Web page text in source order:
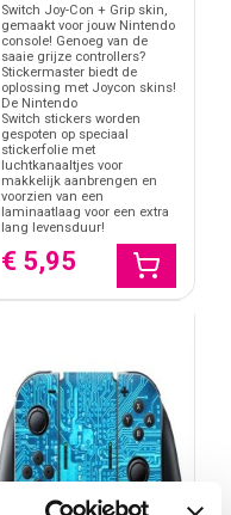
Switch Joy-Con + Grip skin,
gemaakt voor jouw Nintendo
console! Genoeg van de
saaie grijze controllers?
Stickermaster biedt de
oplossing met Joycon skins!
De Nintendo
Switch stickers worden
gespoten op speciaal
stickerfolie met
luchtkanaaltjes voor
makkelijk aanbrengen en
voorzien van een
laminaatlaag voor een extra
lang levensduur!
€ 5,95